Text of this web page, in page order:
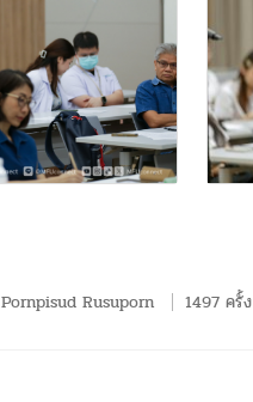
Pornpisud Rusuporn 1497 ครั้ง